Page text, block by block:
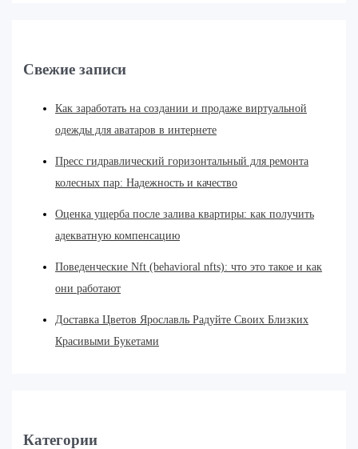
Свежие записи
Как заработать на создании и продаже виртуальной
одежды для аватаров в интернете
Пресс гидравлический горизонтальный для ремонта
колесных пар: Надежность и качество
Оценка ущерба после залива квартиры: как получить
адекватную компенсацию
Поведенческие Nft (behavioral nfts): что это такое и как
они работают
Доставка Цветов Ярославль Радуйте Своих Близких
Красивыми Букетами
Категории